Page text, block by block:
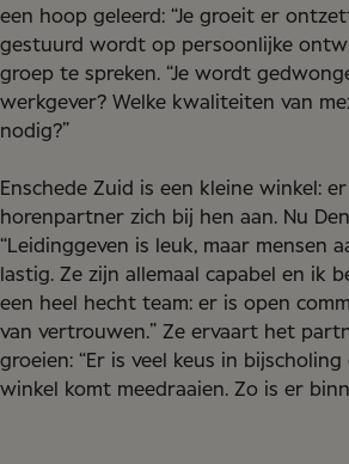
een hoop geleerd: “Je groeit er
gestuurd wordt op persoonlijke
groep te spreken. “Je wordt
werkgever? Welke kwaliteiten van
nodig?”
Enschede Zuid is een kleine winkel:
horenpartner zich bij hen aan. Nu
“Leidinggeven is leuk, maar
lastig. Ze zijn allemaal capabel en ik
een heel hecht team: er is open
van vertrouwen.” Ze ervaart het
groeien: “Er is veel keus in
winkel komt meedraaien. Zo is er